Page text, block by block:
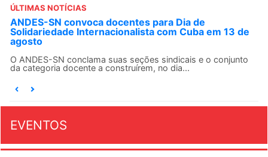
ÚLTIMAS NOTÍCIAS
ANDES-SN convoca docentes para Dia de
Solidariedade Internacionalista com Cuba em 13 de
agosto
O ANDES-SN conclama suas seções sindicais e o conjunto
da categoria docente a construírem, no dia...
EVENTOS